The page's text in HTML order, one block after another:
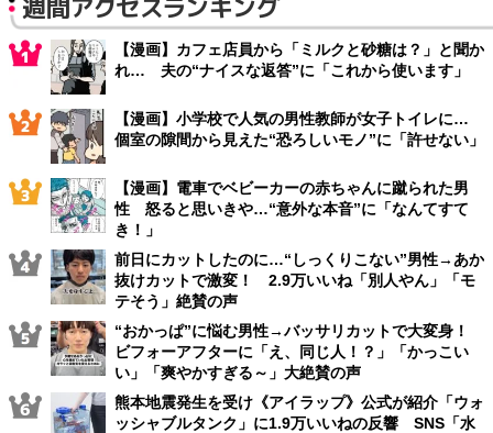
週間アクセスランキング
【漫画】カフェ店員から「ミルクと砂糖は？」と聞か
れ… 夫の“ナイスな返答”に「これから使います」
【漫画】小学校で人気の男性教師が女子トイレに…
個室の隙間から見えた“恐ろしいモノ”に「許せない」
【漫画】電車でベビーカーの赤ちゃんに蹴られた男
性 怒ると思いきや…“意外な本音”に「なんてすて
き！」
前日にカットしたのに…“しっくりこない”男性→あか
抜けカットで激変！ 2.9万いいね「別人やん」「モ
テそう」絶賛の声
“おかっぱ”に悩む男性→バッサリカットで大変身！
ビフォーアフターに「え、同じ人！？」「かっこい
い」「爽やかすぎる～」大絶賛の声
熊本地震発生を受け《アイラップ》公式が紹介「ウォ
ッシャブルタンク」に1.9万いいねの反響 SNS「水